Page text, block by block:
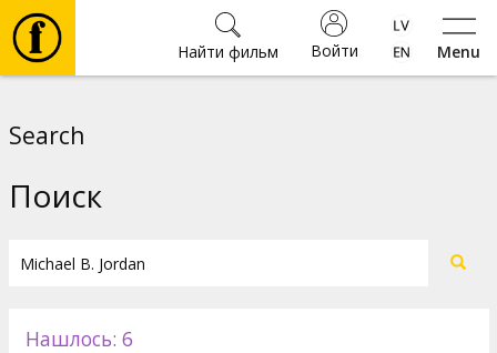
Menu
Войти
Найти фильм
Search
Поиск
Нашлось: 6